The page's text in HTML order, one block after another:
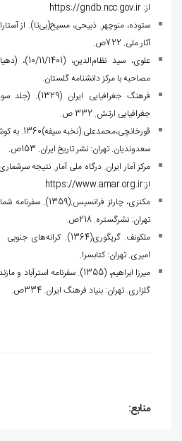
از:https://gndb.ncc.gov.ir
آثار ملی. 722ص.
علوی، سید
مصاحبه با مرکز دانشنامه گلستان.
فرهنگ جغرافیایی
جغرافیایی ارتش. 332 ص.
سعدوندیان. تهران: نشر تاریخ ایران. 153ص.
مرکز آمار ایران. درگاه ملی آمار. نتیجه
از:https://www.amar.org.ir
مکنزی، چارلز
تهران: نشرگستره. 218ص.
ملکونف. گریگوری(1364).
امیری. تهران: کتاب‏سرا.
میرزا ابراهیم، (1355). سفرنامه
گلزاری. تهران: بنیاد فرهنگ ایران. 334ص.
منابع: